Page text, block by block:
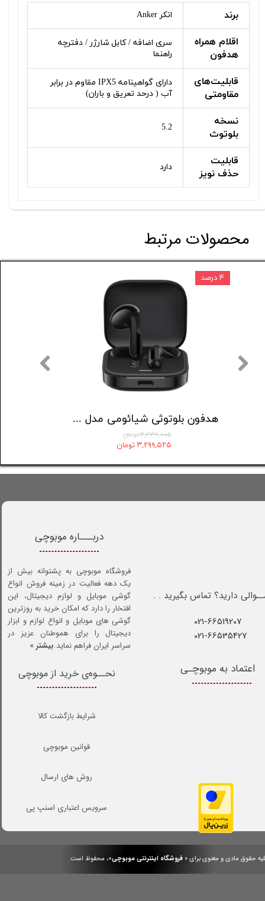
برند انکر Anker
اقلام همراه
هدفون
سری اضافه / کابل شارژر / دفترچه
راهنما
قابلیت‌های
مقاومتی
دارای گواهینامه IPX5 مقاوم در برابر
آب ( درحد تعریق و باران)
نسخه
بلوتوث
5.2
قابلیت
حذف نویز
دارد
محصولات مرتبط
هدفون بلوتوثی شیائومی مدل Redmi Buds 6 Active
۳,۴۳۷,۰۰۵ تومان
۳,۲۹۹,۵۲۵ تومان
۴ درصد
حقوق مادی و معنوی برای «فروشگاه اینترنتی موبوچی»، محفوظ است.
021-66519207​​​​​​​
021-66535427
دارید؟ تماس بگیرید . .
نحــوه‌ی خرید از موبوچی
شرایط بازگشت کالا
قوانین موبوچی
روش های ارسال
سرویس اعتباری اسنپ پی
اعتماد به موبوچـی
دربـــاره موبوچی
فروشگاه موبوچی به پشتوانه بیش از
یک دهه فعالیت در زمینه فروش انواع
گوشی موبایل و لوازم دیجیتال، این
افتخار را دارد که امکان خرید به روزترین
گوشی های موبایل و انواع لوازم و ابزار
دیجیتال را برای هموطنان عزیز در
سراسر ایران فراهم نماید.بیشتر »